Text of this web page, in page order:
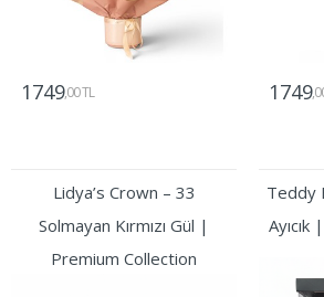
1749,00 TL 1749
Lidya’s Crown – 33
Solmayan Kırmızı Gül |
Premium Collection
Teddy